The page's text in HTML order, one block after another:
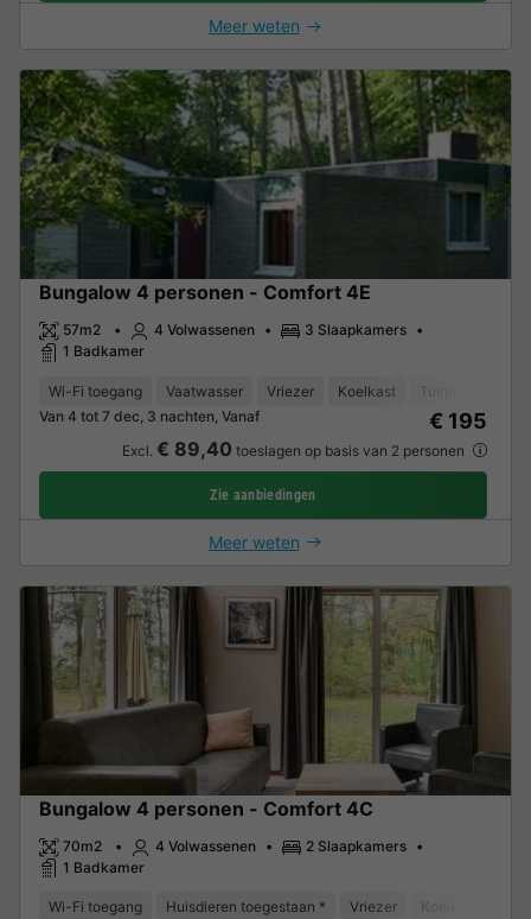
Meer weten
Bungalow 4 personen - Comfort 4E
57m2 4 Volwassenen
3 Slaapkamers
1 Badkamer
Wi-Fi toegang Vaatwasser Vriezer Koelkast
Van 4 tot 7 dec, 3 nachten, Vanaf
€ 195
Excl. € 89,40 toeslagen op basis van 2 personen
Zie aanbiedingen
Meer weten
Bungalow 4 personen - Comfort 4C
70m2 4 Volwassenen
2 Slaapkamers
1 Badkamer
Wi-Fi toegang Huisdieren toegestaan * Vriezer Koelkast